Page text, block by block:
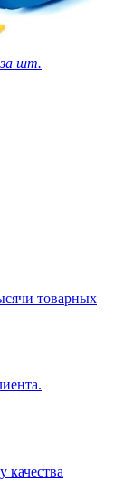
шт.
товарных
качества